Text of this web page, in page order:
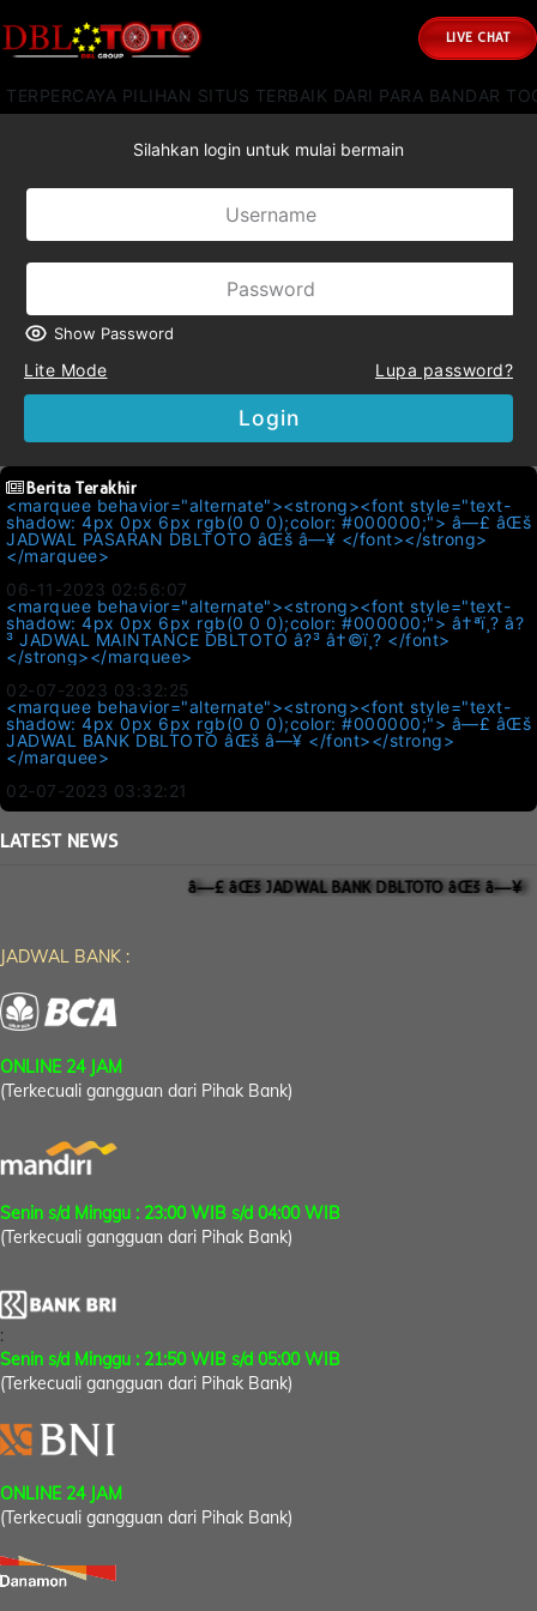
LIVE CHAT
PILIHAN SITUS TERBAIK DARI PARA BANDAR
Silahkan login untuk mulai bermain
Show Password
Lite Mode Lupa password?
Login
Berita Terakhir
<marquee behavior="alternate"><strong><font style="text-
shadow: 4px 0px 6px rgb(0 0 0);color: #000000;"> â—£ âŒš
JADWAL PASARAN DBLTOTO âŒš â—¥ </font></strong>
</marquee>
06-11-2023 02:56:07
<marquee behavior="alternate"><strong><font style="text-
shadow: 4px 0px 6px rgb(0 0 0);color: #000000;"> â†ªï¸? â?
³ JADWAL MAINTANCE DBLTOTO â?³ â†©ï¸? </font>
</strong></marquee>
02-07-2023 03:32:25
<marquee behavior="alternate"><strong><font style="text-
shadow: 4px 0px 6px rgb(0 0 0);color: #000000;"> â—£ âŒš
JADWAL BANK DBLTOTO âŒš â—¥ </font></strong>
</marquee>
02-07-2023 03:32:21
LATESTNEWS
â—£ âŒš JADWAL BANK DBLTOTO âŒš â—¥
JADWAL BANK :
ONLINE 24 JAM
(Terkecuali gangguan dari Pihak Bank)
Senin s/d Minggu : 23:00 WIB s/d 04:00 WIB
(Terkecuali gangguan dari Pihak Bank)
:
Senin s/d Minggu : 21:50 WIB s/d 05:00 WIB
(Terkecuali gangguan dari Pihak Bank)
ONLINE 24 JAM
(Terkecuali gangguan dari Pihak Bank)